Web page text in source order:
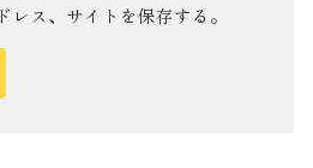
ス、サイトを保存する。